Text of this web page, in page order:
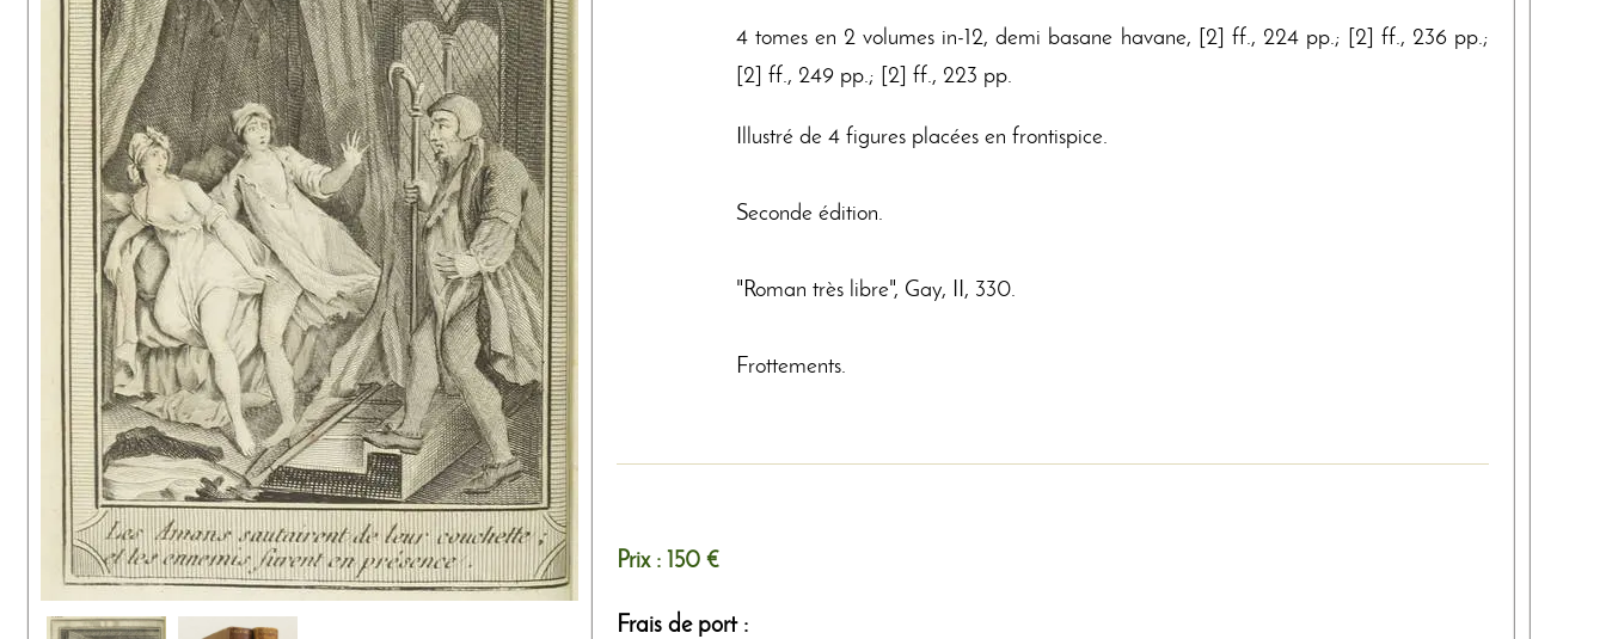
4 tomes en 2 volumes in-12, demi basane havane, [2] ff., 224 pp.; [2] ff., 236 pp.;
[2] ff., 249 pp.; [2] ff., 223 pp.
Illustré de 4 figures placées en frontispice.
Seconde édition.
"Roman très libre", Gay, II, 330.
Frottements.
Prix : 150 €
Frais de port :